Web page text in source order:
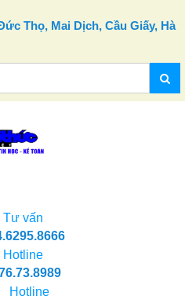
Thọ, Mai Dịch, Cầu Giấy, Hà
Tư vấn
Hotline
Hotline